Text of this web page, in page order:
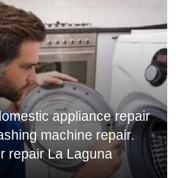
appliance repair
machine repair.
repair La Laguna